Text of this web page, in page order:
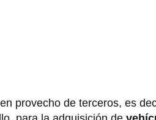
provecho de terceros, es